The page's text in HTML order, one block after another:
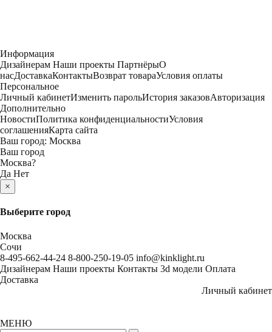
Информация
Дизайнерам Наши проекты ПартнёрыО
насДоставкаКонтактыВозврат товараУсловия оплаты
Персональное
Личный кабинетИзменить парольИстория заказовАвторизация
Дополнительно
НовостиПолитика конфиденциальностиУсловия
соглашенияКарта сайта
Ваш город: Москва
Ваш город
Москва?
Да Нет
×
Выберите город
Москва
Сочи
8-495-662-44-24 8-800-250-19-05 info@kinklight.ru
Дизайнерам Наши проекты Контакты 3d модели Оплата
Доставка
Личный кабинет
МЕНЮ